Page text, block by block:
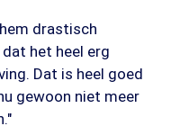
drastisch
het heel erg
Dat is heel goed
gewoon niet meer